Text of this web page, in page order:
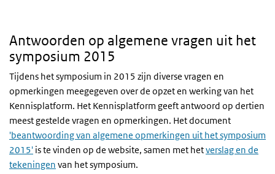
Antwoorden op algemene vragen uit het
symposium 2015
Tijdens het symposium in 2015 zijn diverse vragen en
opmerkingen meegegeven over de opzet en werking van het
Kennisplatform. Het Kennisplatform geeft antwoord op dertien
meest gestelde vragen en opmerkingen. Het document
'beantwoording van algemene opmerkingen uit het symposium
2015' is te vinden op de website, samen met hetverslag en de
tekeningen van het symposium.